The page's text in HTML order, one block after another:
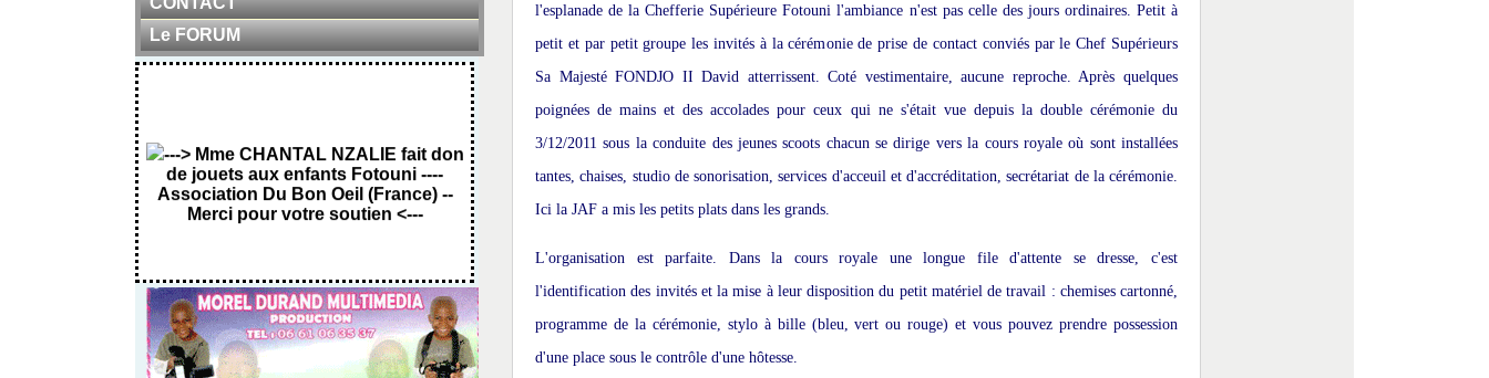
Le FORUM
de jouets aux enfants Fotouni ----
Association Du Bon Oeil (France) --
Merci pour votre soutien <---
l'esplanade de la Chefferie Supérieure Fotouni l'ambiance n'est pas celle des jours ordinaires. Petit à
petit et par petit groupe les invités à la cérémonie de prise de contact conviés par le Chef Supérieurs
Sa Majesté FONDJO II David atterrissent. Coté vestimentaire, aucune reproche. Après quelques
poignées de mains et des accolades pour ceux qui ne s'était vue depuis la double cérémonie du
3/12/2011 sous la conduite des jeunes scoots chacun se dirige vers la cours royale où sont installées
tantes, chaises, studio de sonorisation, services d'acceuil et d'accréditation, secrétariat de la cérémonie.
Ici la JAF a mis les petits plats dans les grands.
L'organisation est parfaite. Dans la cours royale une longue file d'attente se dresse, c'est
l'identification des invités et la mise à leur disposition du petit matériel de travail : chemises cartonné,
programme de la cérémonie, stylo à bille (bleu, vert ou rouge) et vous pouvez prendre possession
d'une place sous le contrôle d'une hôtesse.